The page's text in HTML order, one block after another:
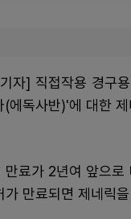
자] 직접작용 경
에독사반)'에 대한
만료가 2년여 앞으
만료되면 제네릭